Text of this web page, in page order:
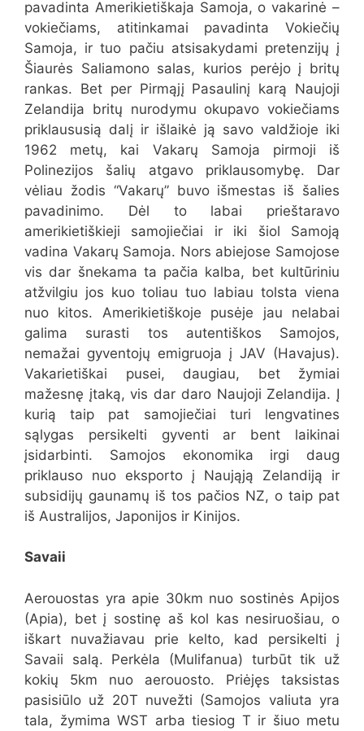
pavadinta Amerikietiškaja Samoja, o vakarinė –
vokiečiams, atitinkamai pavadinta Vokiečių
Samoja, ir tuo pačiu atsisakydami pretenzijų į
Šiaurės Saliamono salas, kurios perėjo į britų
rankas. Bet per Pirmąjį Pasaulinį karą Naujoji
Zelandija britų nurodymu okupavo vokiečiams
priklaususią dalį ir išlaikė ją savo valdžioje iki
1962 metų, kai Vakarų Samoja pirmoji iš
Polinezijos šalių atgavo priklausomybę. Dar
vėliau žodis “Vakarų” buvo išmestas iš šalies
pavadinimo. Dėl to labai prieštaravo
amerikietiškieji samojiečiai ir iki šiol Samoją
vadina Vakarų Samoja. Nors abiejose Samojose
vis dar šnekama ta pačia kalba, bet kultūriniu
atžvilgiu jos kuo toliau tuo labiau tolsta viena
nuo kitos. Amerikietiškoje pusėje jau nelabai
galima surasti tos autentiškos Samojos,
nemažai gyventojų emigruoja į JAV (Havajus).
Vakarietiškai pusei, daugiau, bet žymiai
mažesnę įtaką, vis dar daro Naujoji Zelandija. Į
kurią taip pat samojiečiai turi lengvatines
sąlygas persikelti gyventi ar bent laikinai
įsidarbinti. Samojos ekonomika irgi daug
priklauso nuo eksporto į Naująją Zelandiją ir
subsidijų gaunamų iš tos pačios NZ, o taip pat
iš Australijos, Japonijos ir Kinijos.
Savaii
Aerouostas yra apie 30km nuo sostinės Apijos
(Apia), bet į sostinę aš kol kas nesiruošiau, o
iškart nuvažiavau prie kelto, kad persikelti į
Savaii salą. Perkėla (Mulifanua) turbūt tik už
kokių 5km nuo aerouosto. Priėjęs taksistas
pasisiūlo už 20T nuvežti (Samojos valiuta yra
tala, žymima WST arba tiesiog T ir šiuo metu